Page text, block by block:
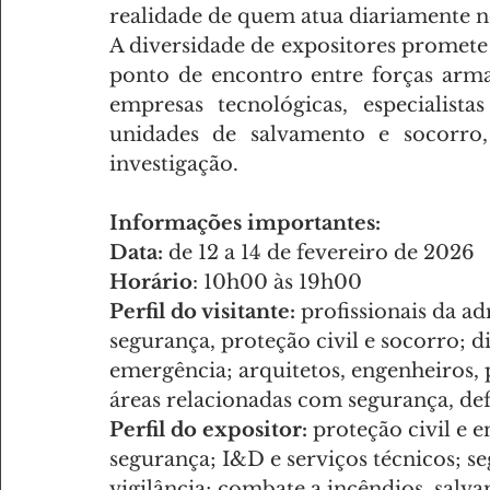
realidade de quem atua diariamente
A diversidade de expositores
ponto de encontro entre forças
empresas tecnológicas,
unidades de salvamento e
investigação.
Informações importantes:
Data: de 12 a 14 de fevereiro de 2026
Horário: 10h00 às 19h00
Perfil do visitante: profissionais da
segurança, proteção civil e socorro;
emergência; arquitetos,
áreas relacionadas com segurança,
Perfil do expositor: proteção civil e
segurança; I&D e serviços técnicos;